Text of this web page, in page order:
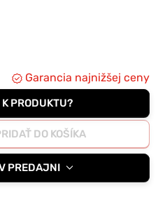
Garancia najnižšej ceny
PRODUKTU?
DO KOŠÍKA
PREDAJNI